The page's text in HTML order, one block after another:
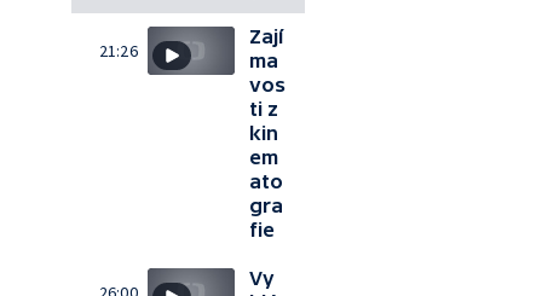
21:26
Zají
ma
vos
ti z
kin
em
ato
gra
fie
Vy